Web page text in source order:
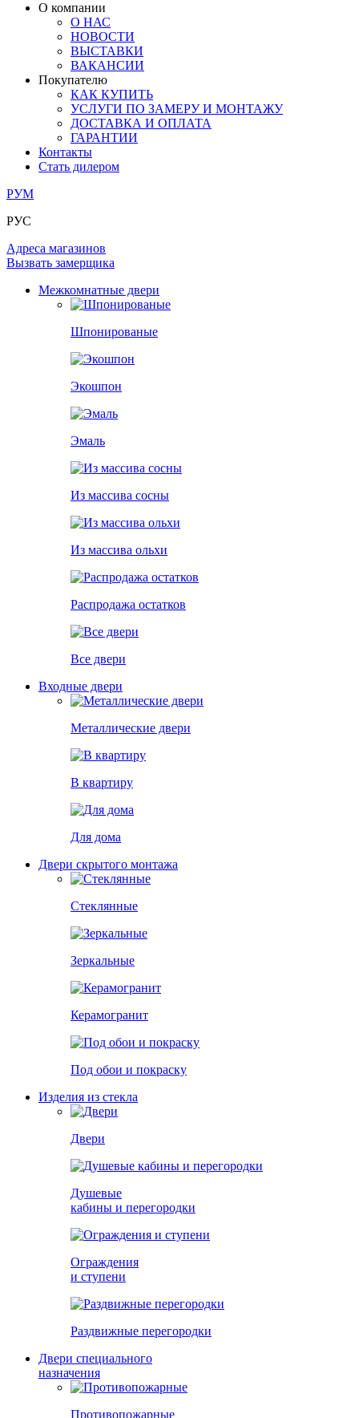
РАСПРОДАЖА ОСТАТКОВ
ВСЕ ДВЕРИ
РАЗДВИЖНЫЕ ПЕРЕГОРОДКИ
КОМПЛЕКТУЮЩИЕ
ОГРАНИЧИТЕЛИ
ПЕТЛИ
РАЗДВИЖНАЯ СИСТЕМА
СТЕНОВЫЕ ПАНЕЛИ
О компании
О НАС
НОВОСТИ
ВЫСТАВКИ
ВАКАНСИИ
Покупателю
КАК КУПИТЬ
УСЛУГИ ПО ЗАМЕРУ И МОНТАЖУ
ДОСТАВКА И ОПЛАТА
ГАРАНТИИ
Контакты
Стать дилером
РУМ
РУС
Адреса магазинов
Вызвать замерщика
Межкомнатные двери
Шпонированые
Экошпон
Эмаль
Из массива сосны
Из массива ольхи
Распродажа остатков
Все двери
Входные двери
Металлические двери
В квартиру
Для дома
Двери скрытого монтажа
Стеклянные
Зеркальные
Керамогранит
Под обои и покраску
Изделия из стекла
Двери
Душевые
кабины и перегородки
Ограждения
и ступени
Раздвижные перегородки
Двери специального
назначения
Противопожарные